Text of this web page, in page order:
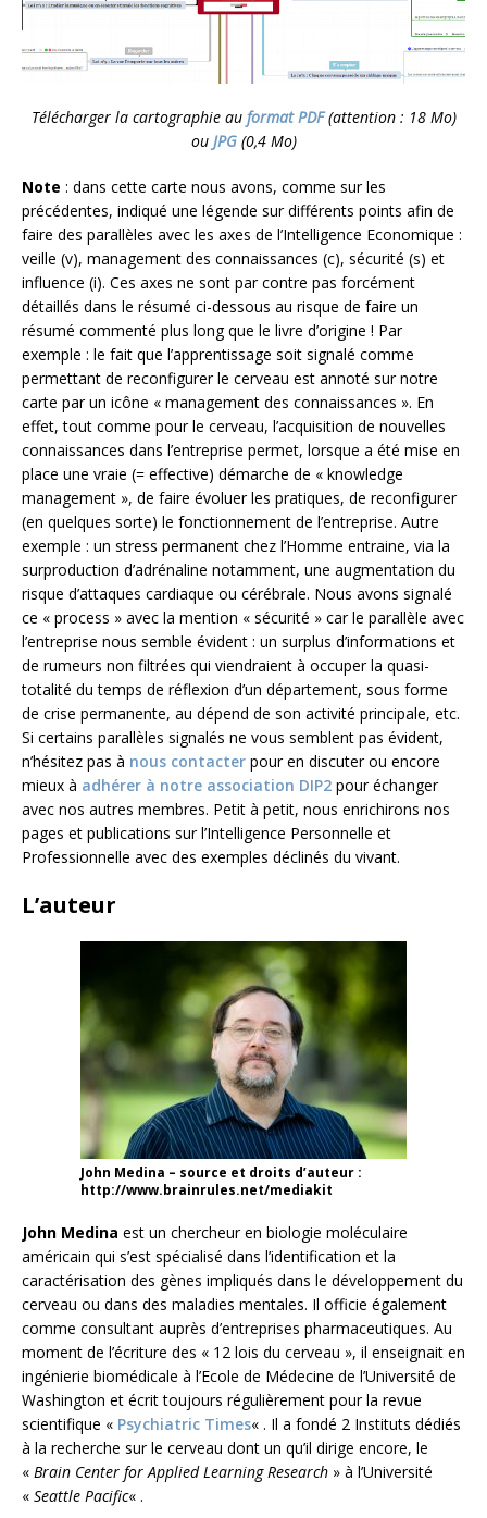
Télécharger la cartographie au format PDF(attention : 18 Mo)
ou JPG(0,4 Mo)
Note : dans cette carte nous avons, comme sur les
précédentes, indiqué une légende sur différents points afin de
faire des parallèles avec les axes de l’Intelligence Economique :
veille (v), management des connaissances (c), sécurité (s) et
influence (i). Ces axes ne sont par contre pas forcément
détaillés dans le résumé ci-dessous au risque de faire un
résumé commenté plus long que le livre d’origine ! Par
exemple : le fait que l’apprentissage soit signalé comme
permettant de reconfigurer le cerveau est annoté sur notre
carte par un icône « management des connaissances ». En
effet, tout comme pour le cerveau, l’acquisition de nouvelles
connaissances dans l’entreprise permet, lorsque a été mise en
place une vraie (= effective) démarche de « knowledge
management », de faire évoluer les pratiques, de reconfigurer
(en quelques sorte) le fonctionnement de l’entreprise. Autre
exemple : un stress permanent chez l’Homme entraine, via la
surproduction d’adrénaline notamment, une augmentation du
risque d’attaques cardiaque ou cérébrale. Nous avons signalé
ce « process » avec la mention « sécurité » car le parallèle avec
l’entreprise nous semble évident : un surplus d’informations et
de rumeurs non filtrées qui viendraient à occuper la quasi-
totalité du temps de réflexion d’un département, sous forme
de crise permanente, au dépend de son activité principale, etc.
Si certains parallèles signalés ne vous semblent pas évident,
n’hésitez pas à nous contacter pour en discuter ou encore
mieux à adhérer à notre association DIP2 pour échanger
avec nos autres membres. Petit à petit, nous enrichirons nos
pages et publications sur l’Intelligence Personnelle et
Professionnelle avec des exemples déclinés du vivant.
L’auteur
John Medina – source et droits d’auteur :
http://www.brainrules.net/mediakit
John Medina est un chercheur en biologie moléculaire
américain qui s’est spécialisé dans l’identification et la
caractérisation des gènes impliqués dans le développement du
cerveau ou dans des maladies mentales. Il officie également
comme consultant auprès d’entreprises pharmaceutiques. Au
moment de l’écriture des « 12 lois du cerveau », il enseignait en
ingénierie biomédicale à l’Ecole de Médecine de l’Université de
Washington et écrit toujours régulièrement pour la revue
scientifique « Psychiatric Times« . Il a fondé 2 Instituts dédiés
à la recherche sur le cerveau dont un qu’il dirige encore, le
« Brain Center for Applied Learning Research » à l’Université
« Seattle Pacific« .